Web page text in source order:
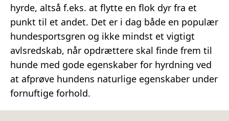
hyrde, altså f.eks. at flytte en flok dyr fra et
punkt til et andet. Det er i dag både en populær
hundesportsgren og ikke mindst et vigtigt
avlsredskab, når opdrættere skal finde frem til
hunde med gode egenskaber for hyrdning ved
at afprøve hundens naturlige egenskaber under
fornuftige forhold.